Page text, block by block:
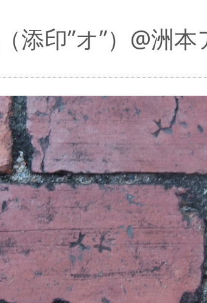
添印”オ”）@洲